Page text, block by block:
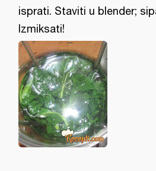
isprati. Staviti u blender;
Izmiksati!